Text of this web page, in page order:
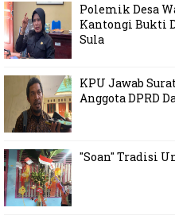
Polemik Desa
Kantongi Bukti
Sula
KPU Jawab
Anggota DPRD
"Soan" Tradisi